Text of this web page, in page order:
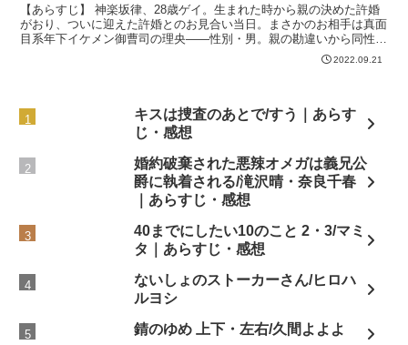
【あらすじ】 神楽坂律、28歳ゲイ。生まれた時から親の決めた許婚
がおり、ついに迎えた許婚とのお見合い当日。まさかのお相手は真面
目系年下イケメン御曹司の理央――性別・男。親の勘違いから同性の
婚約者だったが、好みのタイプではないので婚約破棄しよ...2022.09.21
キスは捜査のあとで/すう｜あらす
じ・感想
婚約破棄された悪辣オメガは義兄公
爵に執着される/滝沢晴・奈良千春
｜あらすじ・感想
40までにしたい10のこと 2・3/マミ
タ｜あらすじ・感想
ないしょのストーカーさん/ヒロハ
ルヨシ
錆のゆめ 上下・左右/久間よよよ